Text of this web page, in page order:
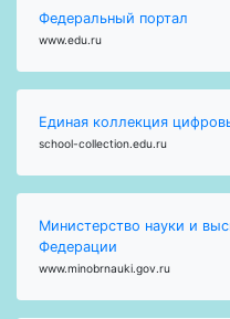
Федеральный портал
www.edu.ru
Единая коллекция
school-collection.edu.ru
Министерство науки и
Федерации
www.minobrnauki.gov.ru